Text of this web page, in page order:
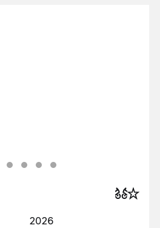
2026